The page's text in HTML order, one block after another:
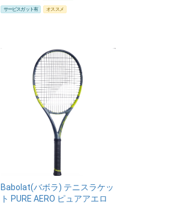
サービスガット有 オススメ
Babolat(バボラ) テニスラケッ
ト PURE AERO ピュアアエロ